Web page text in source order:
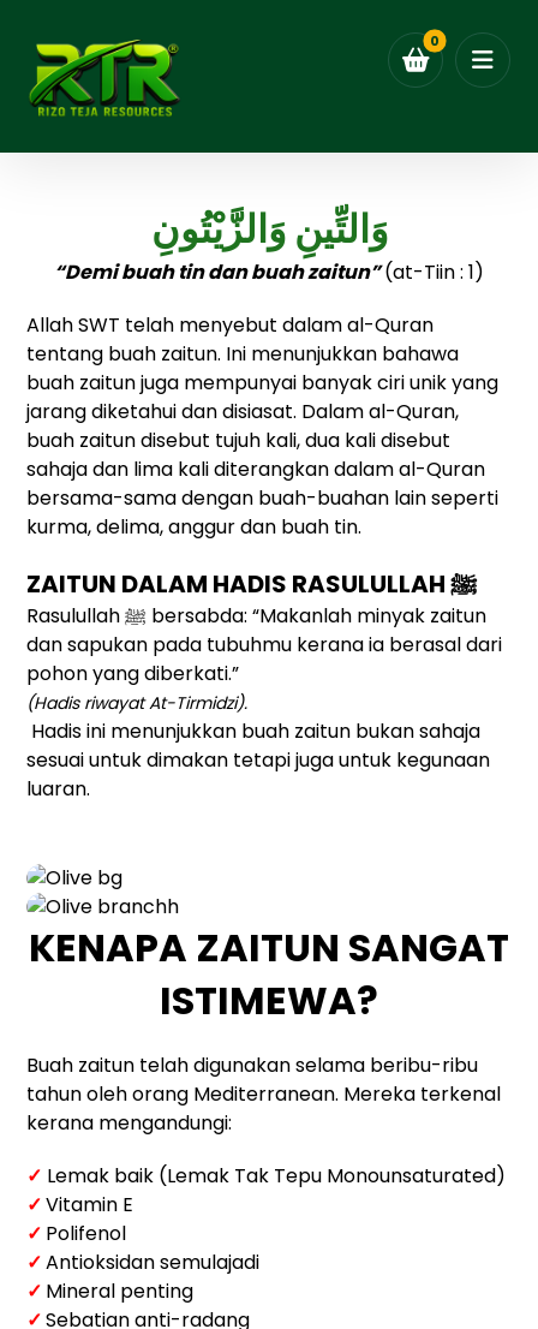
وَالتِّينِ وَالزَّيْتُونِ
“Demi buah tin dan buah zaitun”(at-Tiin : 1)
Allah SWT telah menyebut dalam al-Quran
tentang buah zaitun. Ini menunjukkan bahawa
buah zaitun juga mempunyai banyak ciri unik yang
jarang diketahui dan disiasat. Dalam al-Quran,
buah zaitun disebut tujuh kali, dua kali disebut
sahaja dan lima kali diterangkan dalam al-Quran
bersama-sama dengan buah-buahan lain seperti
kurma, delima, anggur dan buah tin.
ZAITUN DALAM HADIS RASULULLAH ﷺ
Rasulullah ﷺ bersabda: “Makanlah minyak zaitun
dan sapukan pada tubuhmu kerana ia berasal dari
pohon yang diberkati.”
(Hadis riwayat At-Tirmidzi).
Hadis ini menunjukkan buah zaitun bukan sahaja
sesuai untuk dimakan tetapi juga untuk kegunaan
luaran.
KENAPA ZAITUN SANGAT
ISTIMEWA?
Buah zaitun telah digunakan selama beribu-ribu
tahun oleh orang Mediterranean. Mereka terkenal
kerana mengandungi:
✓ Lemak baik (Lemak Tak Tepu Monounsaturated)
✓Vitamin E
✓ Polifenol
✓Antioksidan semulajadi
✓ Mineral penting
✓Sebatian anti-radang